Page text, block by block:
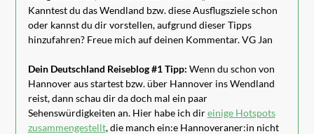
Kanntest du das Wendland bzw. diese Ausflugsziele schon
oder kannst du dir vorstellen, aufgrund dieser Tipps
hinzufahren? Freue mich auf deinen Kommentar. VG Jan
Dein Deutschland Reiseblog #1 Tipp: Wenn du schon von
Hannover aus startest bzw. über Hannover ins Wendland
reist, dann schau dir da doch mal ein paar
Sehenswürdigkeiten an. Hier habe ich direinige Hotspots
zusammengestellt, die manch ein:e Hannoveraner:in nicht